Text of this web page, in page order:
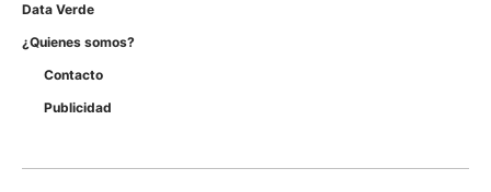
Data Verde
¿Quienes somos?
Contacto
Publicidad